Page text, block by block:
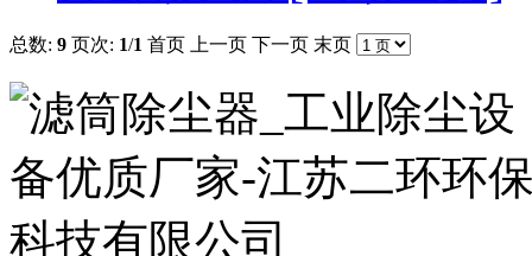
总数: 9 页次: 1/1 首页 上一页 下一页 末页